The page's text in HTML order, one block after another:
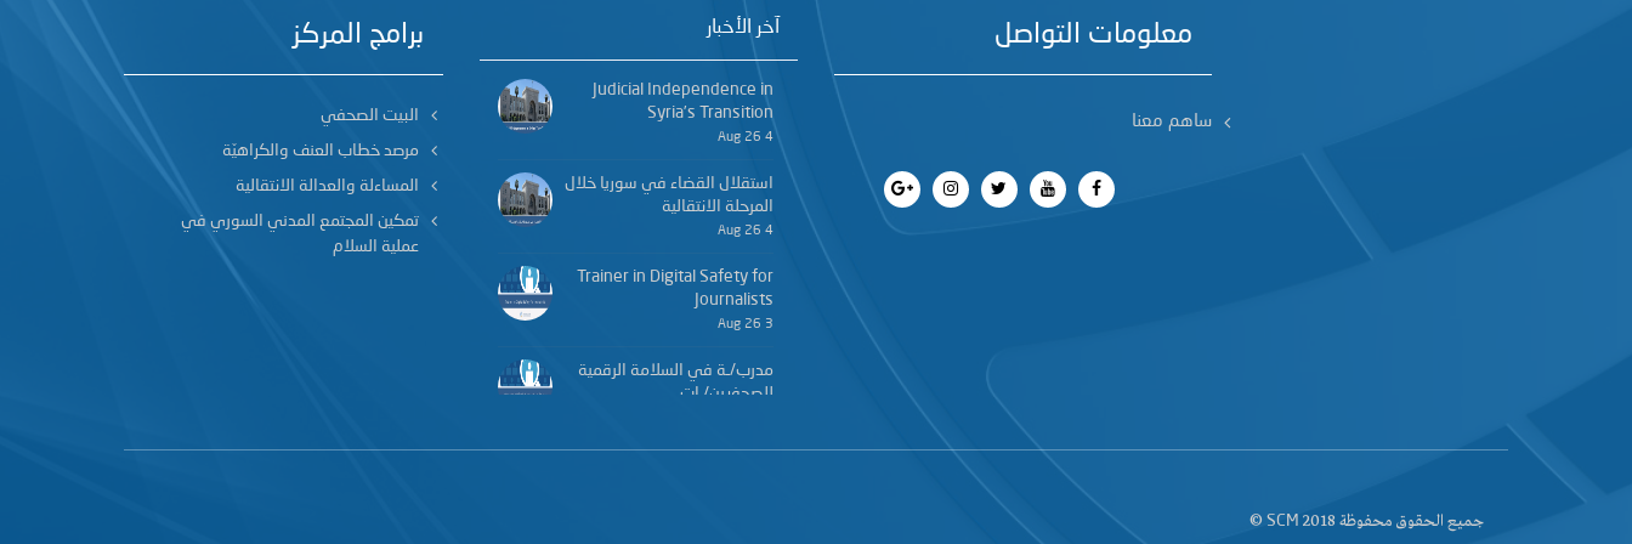
برامج المركز
البيت الصحفي
مرصد خطاب العنف والكراهيّة
المساءلة والعدالة الانتقالية
تمكين المجتمع المدني السوري في
عملية السلام
آخر الأخبار
Judicial Independence in
Syria’s Transition
4 Aug 26
استقلال القضاء في سوريا خلال
المرحلة الانتقالية
4 Aug 26
Trainer in Digital Safety for
Journalists
3 Aug 26
مدرب/ـة في السلامة الرقمية
للصحفيين/ـات
معلومات التواصل
ساهم معنا
جميع الحقوق محفوظة 2018 SCM
©